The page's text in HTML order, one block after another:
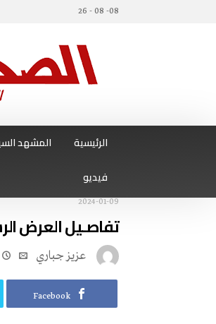
08- 08 - 26
الرئيسية المشهد
فيديو
2024-01-09
تفاصـيل العرض
عزيز جباري
Facebook